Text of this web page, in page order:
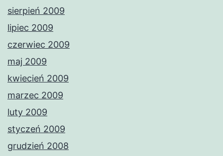
sierpień 2009
lipiec 2009
czerwiec 2009
maj 2009
kwiecień 2009
marzec 2009
luty 2009
styczeń 2009
grudzień 2008